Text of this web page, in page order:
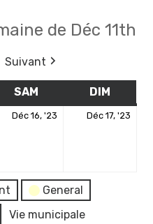
de Déc 11th
Suivant
SAM DIM
Déc 16, '23 Déc 17, '23
General
Vie municipale